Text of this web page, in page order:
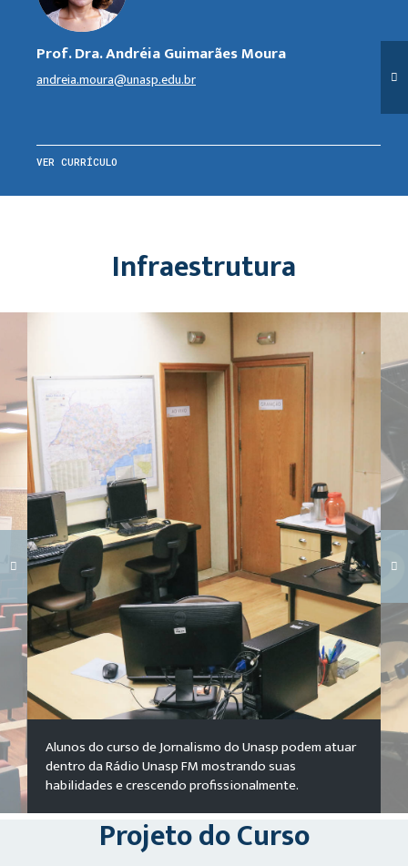
Prof. Dra. Andréia Guimarães Moura
andreia.moura@unasp.edu.br
VER CURRÍCULO
Infraestrutura
Carregando galeria...
Alunos do curso de Jornalismo do Unasp podem atuar
dentro da Rádio Unasp FM mostrando suas
habilidades e crescendo profissionalmente.
Projeto do Curso